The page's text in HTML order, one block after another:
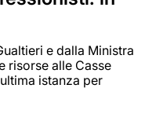
e dalla Ministra
risorse alle Casse
istanza per